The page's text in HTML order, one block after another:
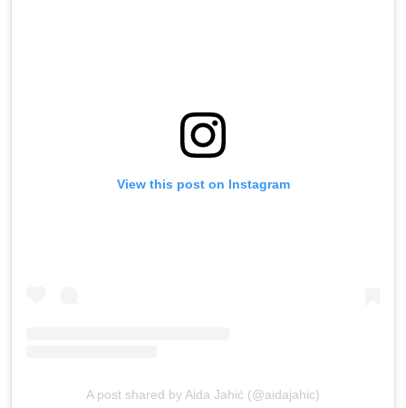
View this post on Instagram
A post shared by Aida Jahić (@aidajahic)